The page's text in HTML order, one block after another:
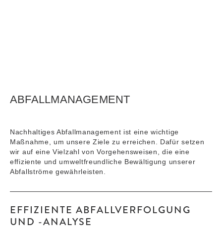
ABFALLMANAGEMENT
Nachhaltiges Abfallmanagement ist eine wichtige
Maßnahme, um unsere Ziele zu erreichen. Dafür setzen
wir auf eine Vielzahl von Vorgehensweisen, die eine
effiziente und umweltfreundliche Bewältigung unserer
Abfallströme gewährleisten.
EFFIZIENTE ABFALLVERFOLGUNG
UND -ANALYSE